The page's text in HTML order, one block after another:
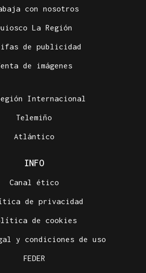
con nosotros
La Región
de publicidad
de imágenes
Internacional
Telemiño
Atlántico
INFO
Canal ético
de privacidad
de cookies
y condiciones de uso
FEDER